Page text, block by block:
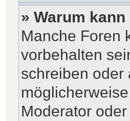
» Warum
Manche Foren
vorbehalten
schreiben oder
Moderator